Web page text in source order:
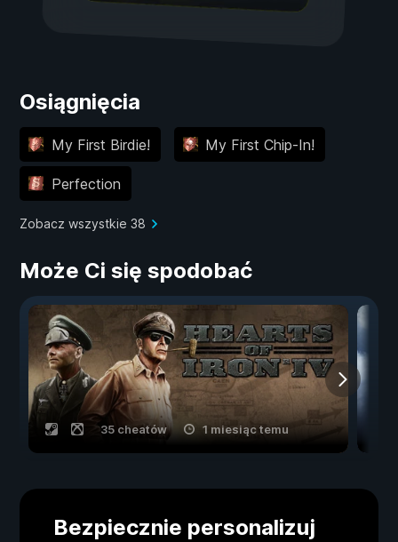
Osiągnięcia
My First Birdie! My First Chip-In!
Perfection
Zobacz wszystkie 38
Może Ci się spodobać
35 cheatów 1 miesiąc temu
Bezpiecznie personalizuj